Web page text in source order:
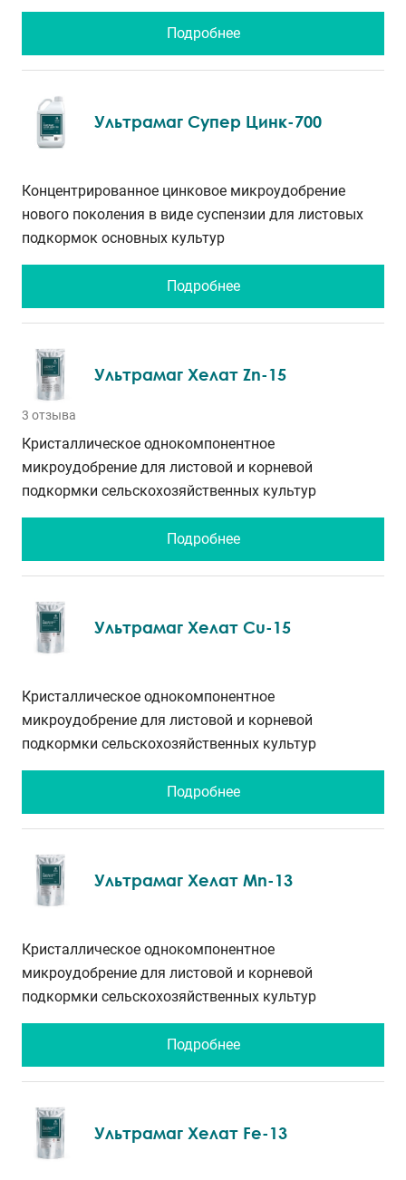
Подробнее
Ультрамаг Супер Цинк-700
Концентрированное цинковое микроудобрение
нового поколения в виде суспензии для листовых
подкормок основных культур
Подробнее
Ультрамаг Хелат Zn-15
3 отзыва
Кристаллическое однокомпонентное
микроудобрение для листовой и корневой
подкормки сельскохозяйственных культур
Подробнее
Ультрамаг Хелат Cu-15
Кристаллическое однокомпонентное
микроудобрение для листовой и корневой
подкормки сельскохозяйственных культур
Подробнее
Ультрамаг Хелат Mn-13
Кристаллическое однокомпонентное
микроудобрение для листовой и корневой
подкормки сельскохозяйственных культур
Подробнее
Ультрамаг Хелат Fe-13